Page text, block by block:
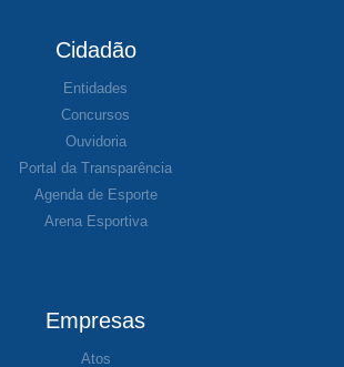
Cidadão
Entidades
Concursos
Ouvidoria
Portal da Transparência
Agenda de Esporte
Arena Esportiva
Empresas
Atos